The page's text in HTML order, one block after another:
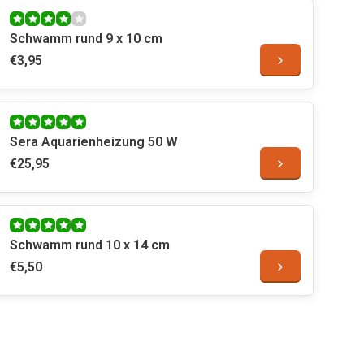
Schwamm rund 9 x 10 cm
€3,95
Sera Aquarienheizung 50 W
€25,95
Schwamm rund 10 x 14 cm
€5,50